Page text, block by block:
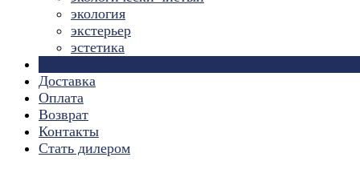
экология
экстерьер
эстетика
Доставка
Оплата
Возврат
Контакты
Стать дилером